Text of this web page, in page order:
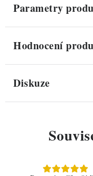
Parametry
Hodnocení
Diskuze